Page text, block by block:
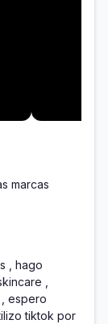
marcas
, hago
,
espero
tiktok por